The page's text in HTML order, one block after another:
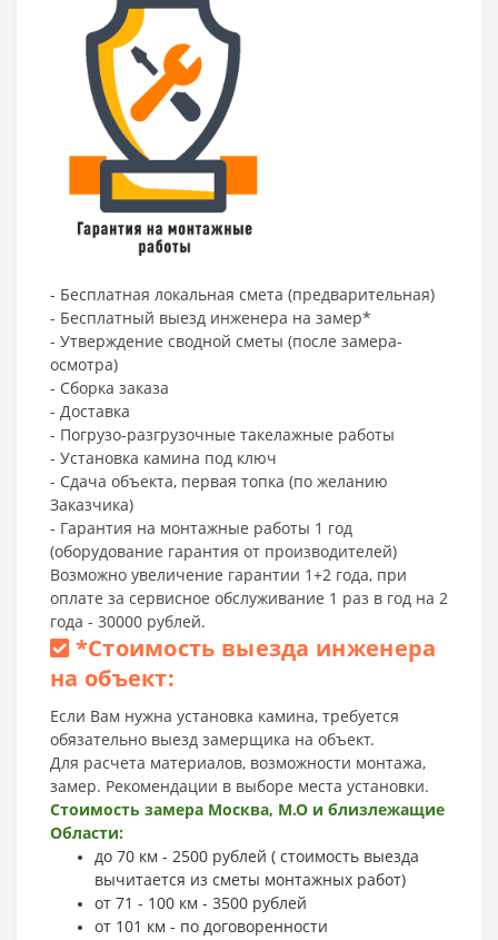
- Бесплатная локальная смета (предварительная)
- Бесплатный выезд инженера на замер*
- Утверждение сводной сметы (после замера-
осмотра)
- Сборка заказа
- Доставка
- Погрузо-разгрузочные такелажные работы
- Установка камина под ключ
- Сдача объекта, первая топка (по желанию
Заказчика)
- Гарантия на монтажные работы 1 год
(оборудование гарантия от производителей)
Возможно увеличение гарантии 1+2 года, при
оплате за сервисное обслуживание 1 раз в год на 2
года - 30000 рублей.
*Стоимость выезда инженера
на объект:
Если Вам нужна установка камина, требуется
обязательно выезд замерщика на объект.
Для расчета материалов, возможности монтажа,
замер. Рекомендации в выборе места установки.
Стоимость замера Москва, М.О и близлежащие
Области:
до 70 км - 2500 рублей ( стоимость выезда
вычитается из сметы монтажных работ)
от 71 - 100 км - 3500 рублей
от 101 км - по договоренности